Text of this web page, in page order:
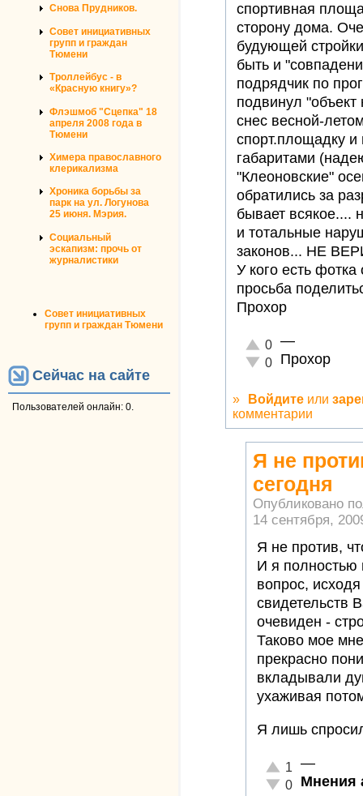
Снова Прудников.
Совет инициативных
групп и граждан
Тюмени
Троллейбус - в
«Красную книгу»?
Флэшмоб "Сцепка" 18
апреля 2008 года в
Тюмени
Химера православного
клерикализма
Хроника борьбы за
парк на ул. Логунова
25 июня. Мэрия.
Социальный
эскапизм: прочь от
журналистики
Совет инициативных
групп и граждан Тюмени
Сейчас на сайте
Пользователей онлайн: 0.
спортивная
сторону дома.
будующей
быть и
подрядчик по
подвинул "объект
снес весной-
спорт.площадку
габаритами
"Клеоновские"
обратились за
бывает всякое....
и тотальные
законов... НЕ
У кого есть фотка
просьба
Прохор
Отлично!
0
Неадекватно!
0
—
Прохор
» Войдите или
комментарии
Я не
сегодня
Опубликовано
14 сентября,
Я не против,
И я полностью
вопрос,
свидетельств
очевиден -
Таково мое
прекрасно
вкладывали
ухаживая
Я лишь
Отлично!
1
Неадекватно!
0
—
Мнения